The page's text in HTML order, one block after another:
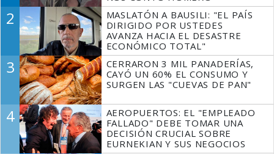
2
MASLATÓN A BAUSILI: "EL PAÍS
DIRIGIDO POR USTEDES
AVANZA HACIA EL DESASTRE
ECONÓMICO TOTAL"
3
CERRARON 3 MIL PANADERÍAS,
CAYÓ UN 60% EL CONSUMO Y
SURGEN LAS "CUEVAS DE PAN"
4
AEROPUERTOS: EL "EMPLEADO
FALLADO" DEBE TOMAR UNA
DECISIÓN CRUCIAL SOBRE
EURNEKIAN Y SUS NEGOCIOS